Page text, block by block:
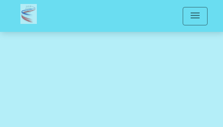
menu